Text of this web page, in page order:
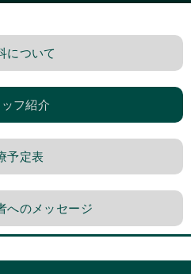
について
フ紹介
予定表
へのメッセージ